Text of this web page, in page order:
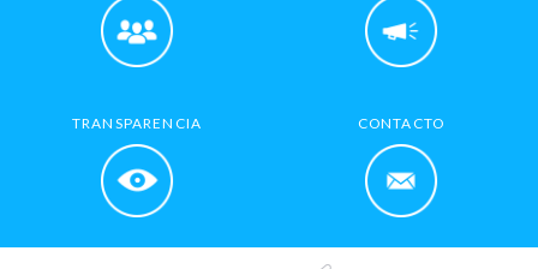
TRANSPARENCIA CONTACTO